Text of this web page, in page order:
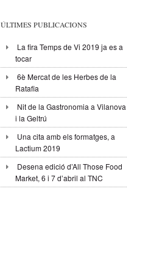
ÚLTIMES PUBLICACIONS
La fira Temps de Vi 2019 ja es a
tocar
6è Mercat de les Herbes de la
Ratafia
Nit de la Gastronomia a Vilanova
i la Geltrú
Una cita amb els formatges, a
Lactium 2019
Desena edició d’All Those Food
Market, 6 i 7 d’abril al TNC